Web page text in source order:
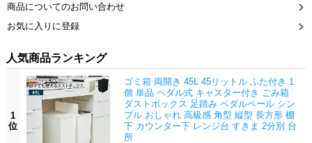
商品についてのお問い合わせ
お気に入りに登録
人気商品ランキング
1
位
ゴミ箱 両開き 45L 45リットル ふた付き 1
個 単品 ペダル式 キャスター付き ごみ箱
ダストボックス 足踏み ペダルペール シン
プル おしゃれ 高級感 角型 縦型 長方形 棚
下 カウンター下 レンジ台 すきま 2分別 台
所